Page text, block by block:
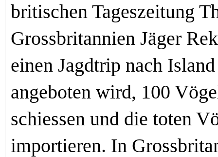
britischen Tageszeitung
Grossbritannien Jäger
einen Jagdtrip nach
angeboten wird, 100
schiessen und die toten
importieren. In